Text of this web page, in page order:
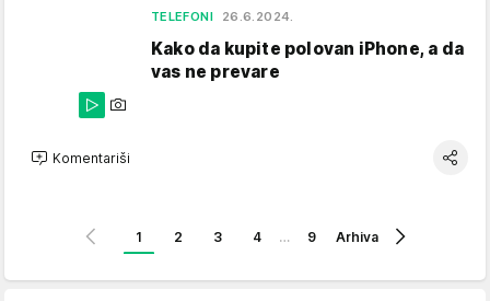
TELEFONI 26.6.2024.
Kako da kupite polovan iPhone, a da
vas ne prevare
Komentariši
1 2 3 4 … 9 Arhiva